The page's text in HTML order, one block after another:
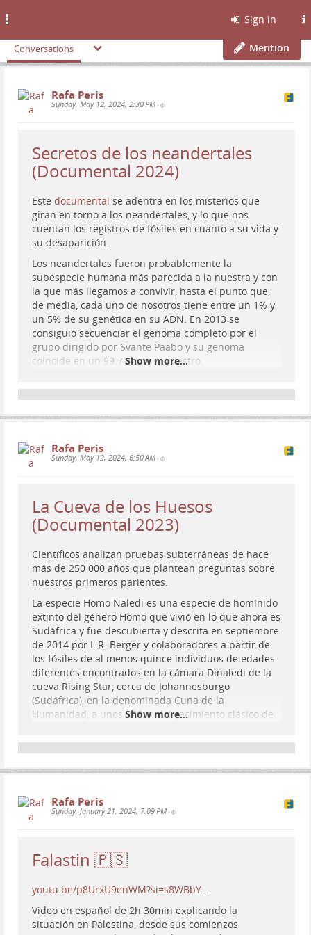
Sign in
Conversations Mention
Rafa Peris
Sunday, May 12, 2024, 2:30 PM •
Secretos de los neandertales
(Documental 2024)
Este documental se adentra en los misterios que
giran en torno a los neandertales, y lo que nos
cuentan los registros de fósiles en cuanto a su vida y
su desaparición.
Los neandertales fueron probablemente la
subespecie humana más parecida a la nuestra y con
la que más llegamos a convivir, hasta el punto que,
de media, cada uno de nosotros tiene entre un 1% y
un 5% de su genética en su ADN. En 2013 se
consiguió secuenciar el genoma completo por el
grupo dirigido por Svante Paabo y su genoma
coincide en un 99.7% con el nuestro.
Show more...
Rafa Peris
Sunday, May 12, 2024, 6:50 AM •
La Cueva de los Huesos
(Documental 2023)
Científicos analizan pruebas subterráneas de hace
más de 250 000 años que plantean preguntas sobre
nuestros primeros parientes.
La especie Homo Naledi es una especie de homínido
extinto del género Homo que vivió en lo que ahora es
Sudáfrica y fue descubierta y descrita en septiembre
de 2014 por L.R. Berger y colaboradores a partir de
los fósiles de al menos quince individuos de edades
diferentes encontrados en la cámara Dinaledi de la
cueva Rising Star, cerca de Johannesburgo
(Sudáfrica), en la denominada Cuna de la
Humanidad, a unos 800 m del yacimiento clásico de
descubrimientos increíbles de lo que podrían ser los
humanidad.
...Show more...
Lo desconocido: La cueva de los
huesos | Sitio oficial de Netflix
Show more...
Rafa Peris
Sunday, January 21, 2024, 7:09 PM •
Falastin 🇵🇸
youtu.be/p8UrxU9enWM?si=s8WBbY…
Video en español de 2h 30min explicando la
situación en Palestina, desde sus comienzos